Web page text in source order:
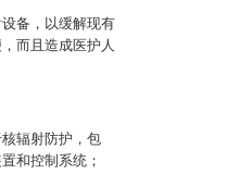
备，以缓解现有
而且造成医护人
辐射防护，包
和控制系统；